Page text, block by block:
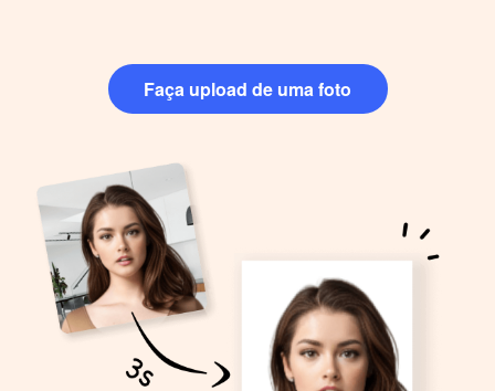
Faça upload de uma foto